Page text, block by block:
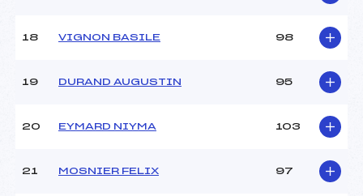
18 VIGNON BASILE 98
19 DURAND AUGUSTIN 95
20 EYMARD NIYMA 103
21 MOSNIER FELIX 97